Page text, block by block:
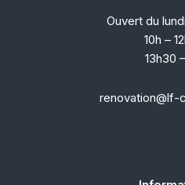
Ouvert du
10h –
13h30
renovation@lf-